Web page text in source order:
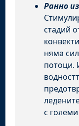
Ранно
стадий
няма
потоци.
с